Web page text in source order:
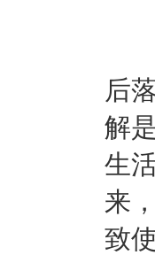
其
后
解
生
来
致